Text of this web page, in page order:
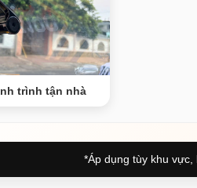
trình tận nhà
*Áp dụng tùy khu vực,